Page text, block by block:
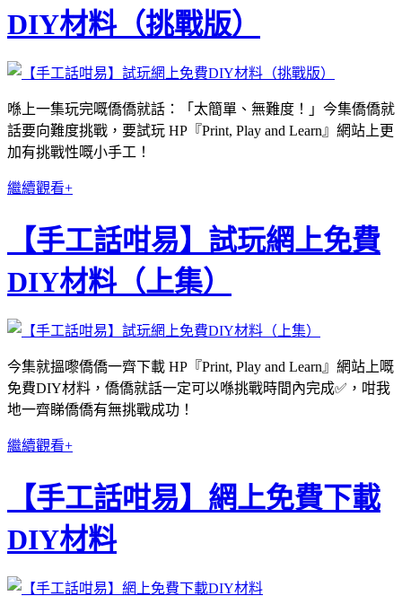
DIY材料（挑戰版）
喺上一集玩完嘅僑僑就話：「太簡單、無難度！」今集僑僑就
話要向難度挑戰，要試玩 HP『Print, Play and Learn』網站上更
加有挑戰性嘅小手工！
繼續觀看+
【手工話咁易】試玩網上免費
DIY材料（上集）
今集就搵嚟僑僑一齊下載 HP『Print, Play and Learn』網站上嘅
免費DIY材料，僑僑就話一定可以喺挑戰時間內完成✅，咁我
地一齊睇僑僑有無挑戰成功！
繼續觀看+
【手工話咁易】網上免費下載
DIY材料